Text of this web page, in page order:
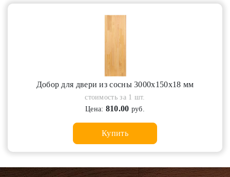
Добор для двери из сосны 3000х150х18 мм
стоимость за 1 шт.
Цена: 810.00 руб.
Купить